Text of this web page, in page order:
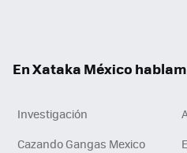
En Xataka México
Investigación
Cazando Gangas Mexico